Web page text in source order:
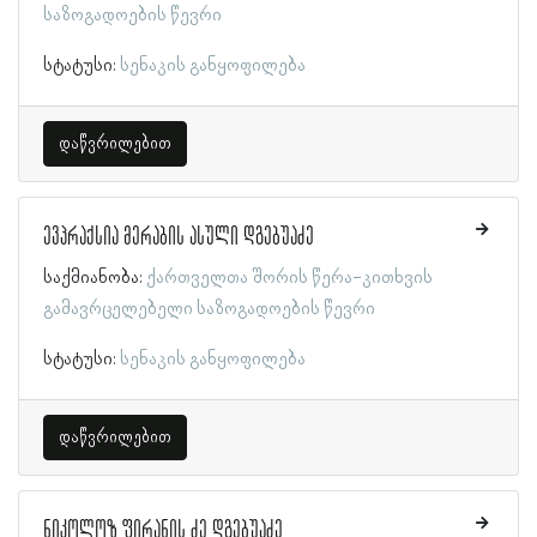
საზოგადოების წევრი
სტატუსი: სენაკის განყოფილება
დაწვრილებით
ევპრაქსია მერაბის ასული დგებუაძე
საქმიანობა: ქართველთა შორის წერა-კითხვის
გამავრცელებელი საზოგადოების წევრი
სტატუსი: სენაკის განყოფილება
დაწვრილებით
ნიკოლოზ ფირანის ძე დგებუაძე